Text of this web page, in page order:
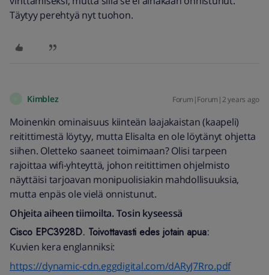
Täytyy perehtyä nyt tuohon.
Kimblez Forum|Forum|2 years ago
Moinenkin ominaisuus kiinteän laajakaistan (kaapeli)
reitittimestä löytyy, mutta Elisalta en ole löytänyt ohjetta
siihen. Oletteko saaneet toimimaan? Olisi tarpeen
rajoittaa wifi-yhteyttä, johon reitittimen ohjelmisto
näyttäisi tarjoavan monipuolisiakin mahdollisuuksia,
mutta enpäs ole vielä onnistunut.
Ohjeita aiheen tiimoilta. Tosin kyseessä
Cisco EPC3928D. Toivottavasti edes jotain apua:
Kuvien kera englanniksi:
https://dynamic-cdn.eggdigital.com/dARyJ7Rro.pdf